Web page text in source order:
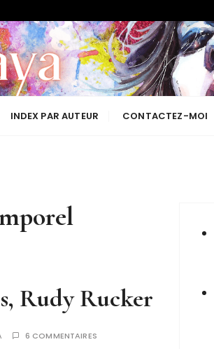
de Shaya
INDEX PAR AUTEUR CONTACTEZ-MOI
Rudy Rucker
6 COMMENTAIRES